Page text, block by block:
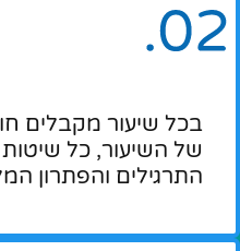
בכל שיעור מקבלים
של השיעור, כל
התרגילים והפתרון